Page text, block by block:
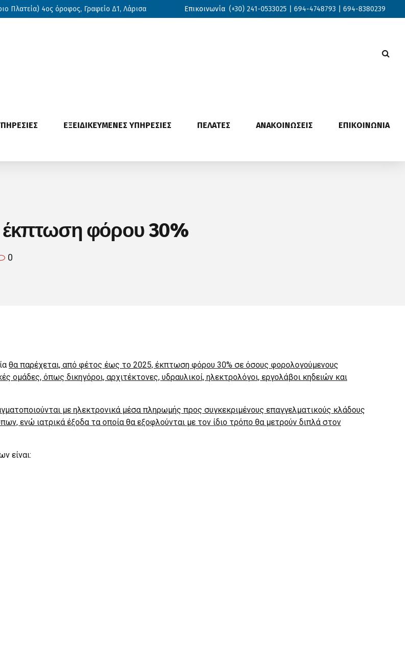
Πλατεία) 4ος όροφος, Γραφείο Δ1, Λάρισα Επικοινωνία (+30) 241-0533025 | 694-4748793 | 694-8380239
ΕΞΕΙΔΙΚΕΥΜΕΝΕΣ ΥΠΗΡΕΣΙΕΣ ΠΕΛΑΤΕΣ ΑΝΑΚΟΙΝΩΣΕΙΣ ΕΠΙΚΟΙΝΩΝΙΑ
έκπτωση φόρου 30%
0
θα παρέχεται, από φέτος έως το 2025, έκπτωση φόρου 30% σε όσους φορολογούμενους
ομάδες, όπως δικηγόροι, αρχιτέκτονες, υδραυλικοί, ηλεκτρολόγοι, εργολάβοι κηδειών και
με ηλεκτρονικά μέσα πληρωμής προς συγκεκριμένους επαγγελματικούς κλάδους
ενώ ιατρικά έξοδα τα οποία θα εξοφλούνται με τον ίδιο τρόπο θα μετρούν διπλά στον
είναι: